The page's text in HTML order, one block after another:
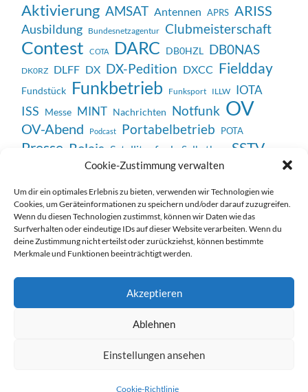
Cookie-Zustimmung verwalten
Um dir ein optimales Erlebnis zu bieten, verwenden wir Technologien wie
Cookies, um Geräteinformationen zu speichern und/oder darauf zuzugreifen.
Wenn du diesen Technologien zustimmst, können wir Daten wie das
Surfverhalten oder eindeutige IDs auf dieser Website verarbeiten. Wenn du
deine Zustimmung nicht erteilst oder zurückziehst, können bestimmte
Merkmale und Funktionen beeinträchtigt werden.
Akzeptieren
Ablehnen
Einstellungen ansehen
Cookie-Richtlinie
Aktivierung AMSAT Antennen APRS ARISS
Ausbildung Bundesnetzagentur Clubmeisterschaft
Contest COTA DARC DB0HZL DB0NAS
DK0RZ DLFF DX DX-Pedition DXCC Fieldday
Fundstück Funkbetrieb Funksport ILLW IOTA
ISS Messe MINT Nachrichten Notfunk OV
OV-Abend Podcast Portabelbetrieb POTA
Presse Relais Satellitenfunk Selbstbau SSTV
Unterhaltung Veranstaltung
Impressum / Datenschutzerklärung